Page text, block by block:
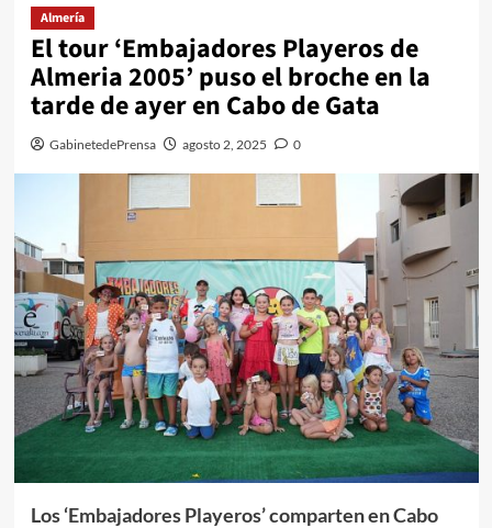
Almería
El tour ‘Embajadores Playeros de
Almeria 2005’ puso el broche en la
tarde de ayer en Cabo de Gata
GabinetedePrensa agosto 2, 2025 0
Los ‘Embajadores Playeros’ comparten en Cabo